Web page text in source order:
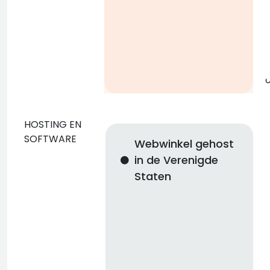
HOSTING EN
SOFTWARE
Webwinkel gehost
in de Verenigde
Staten